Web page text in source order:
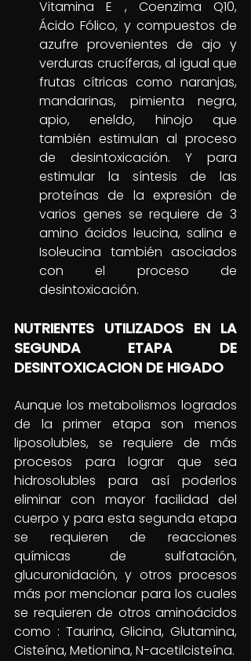
Vitamina E , Coenzima Q10,
Ácido Fólico, y compuestos de
azufre provenientes de ajo y
verduras crucíferas, al igual que
frutas cítricas como naranjas,
mandarinas, pimienta negra,
apio, eneldo, hinojo que
también estimulan al proceso
de desintoxicación. Y para
estimular la síntesis de las
proteínas de la expresión de
varios genes se requiere de 3
amino ácidos leucina, salina e
Isoleucina también asociados
con el proceso de
desintoxicación.
NUTRIENTES UTILIZADOS EN LA
SEGUNDA ETAPA DE
DESINTOXICACION DE HIGADO
Aunque los metabolismos logrados
de la primer etapa son menos
liposolubles, se requiere de más
procesos para lograr que sea
hidrosolubles para así poderlos
eliminar con mayor facilidad del
cuerpo y para esta segunda etapa
se requieren de reacciones
químicas de sulfatación,
glucuronidación, y otros procesos
más por mencionar para los cuales
se requieren de otros aminoácidos
como : Taurina, Glicina, Glutamina,
Cisteína, Metionina, N-acetilcisteína.